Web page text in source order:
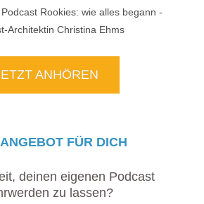
ANHÖREN
FÜR DICH
deinen eigenen Podcast
zu lassen?